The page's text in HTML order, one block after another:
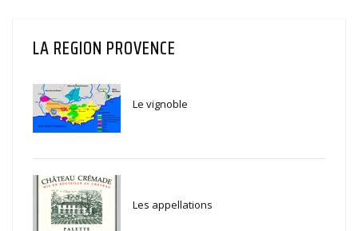
LA REGION PROVENCE
Le vignoble
Les appellations